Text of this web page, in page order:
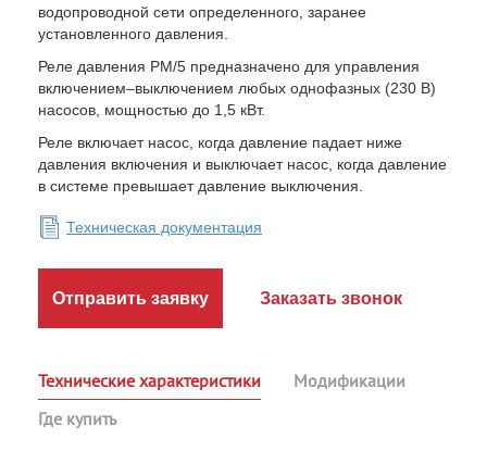
водопроводной сети определенного, заранее
установленного давления.
Реле давления РМ/5 предназначено для управления
включением–выключением любых однофазных (230 В)
насосов, мощностью до 1,5 кВт.
Реле включает насос, когда давление падает ниже
давления включения и выключает насос, когда давление
в системе превышает давление выключения.
Техническая документация
Отправить заявку Заказать звонок
Технические характеристики
Модификации
Где купить